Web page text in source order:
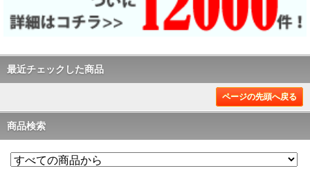
最近チェックした商品
ページの先頭へ戻る
商品検索